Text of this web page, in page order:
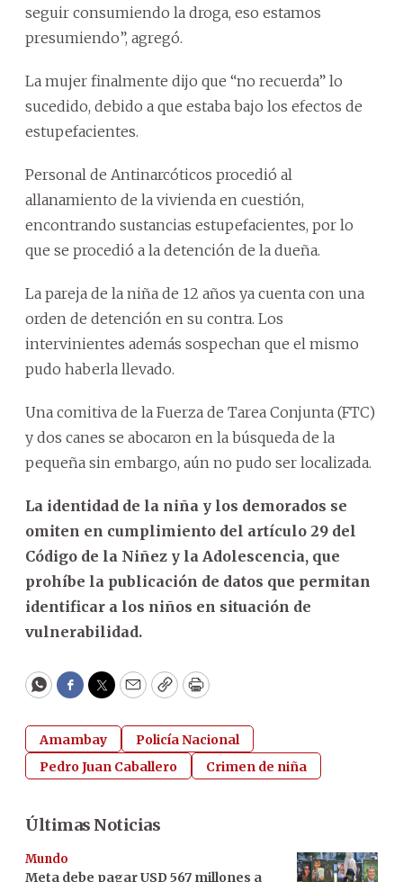
seguir consumiendo la droga, eso estamos
presumiendo”, agregó.
La mujer finalmente dijo que “no recuerda” lo
sucedido, debido a que estaba bajo los efectos de
estupefacientes.
Personal de Antinarcóticos procedió al
allanamiento de la vivienda en cuestión,
encontrando sustancias estupefacientes, por lo
que se procedió a la detención de la dueña.
La pareja de la niña de 12 años ya cuenta con una
orden de detención en su contra. Los
intervinientes además sospechan que el mismo
pudo haberla llevado.
Una comitiva de la Fuerza de Tarea Conjunta (FTC)
y dos canes se abocaron en la búsqueda de la
pequeña sin embargo, aún no pudo ser localizada.
La identidad de la niña y los demorados se
omiten en cumplimiento del artículo 29 del
Código de la Niñez y la Adolescencia, que
prohíbe la publicación de datos que permitan
identificar a los niños en situación de
vulnerabilidad.
WhatsApp
Facebook
Twitter
EmailCopyPrint
Amambay
Policía Nacional
Pedro Juan Caballero
Crimen de niña
Últimas Noticias
Mundo
Meta debe pagar USD 567 millones a